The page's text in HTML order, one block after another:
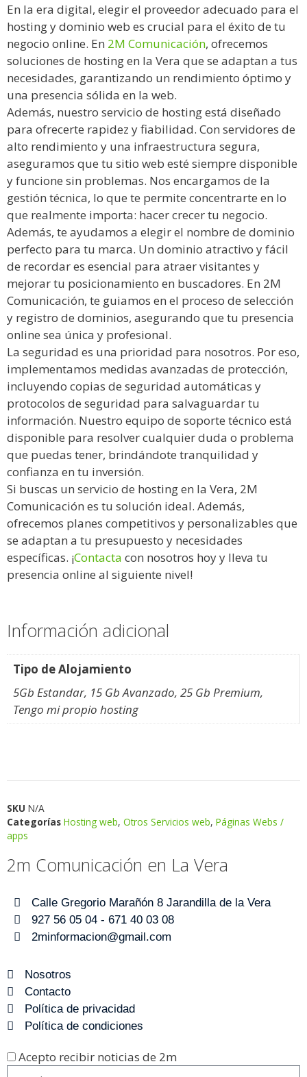
En la era digital, elegir el proveedor adecuado para el
hosting y dominio web es crucial para el éxito de tu
negocio online. En 2M Comunicación, ofrecemos
soluciones de hosting en la Vera que se adaptan a tus
necesidades, garantizando un rendimiento óptimo y
una presencia sólida en la web.
Además, nuestro servicio de hosting está diseñado
para ofrecerte rapidez y fiabilidad. Con servidores de
alto rendimiento y una infraestructura segura,
aseguramos que tu sitio web esté siempre disponible
y funcione sin problemas. Nos encargamos de la
gestión técnica, lo que te permite concentrarte en lo
que realmente importa: hacer crecer tu negocio.
Además, te ayudamos a elegir el nombre de dominio
perfecto para tu marca. Un dominio atractivo y fácil
de recordar es esencial para atraer visitantes y
mejorar tu posicionamiento en buscadores. En 2M
Comunicación, te guiamos en el proceso de selección
y registro de dominios, asegurando que tu presencia
online sea única y profesional.
La seguridad es una prioridad para nosotros. Por eso,
implementamos medidas avanzadas de protección,
incluyendo copias de seguridad automáticas y
protocolos de seguridad para salvaguardar tu
información. Nuestro equipo de soporte técnico está
disponible para resolver cualquier duda o problema
que puedas tener, brindándote tranquilidad y
confianza en tu inversión.
Si buscas un servicio de hosting en la Vera, 2M
Comunicación es tu solución ideal. Además,
ofrecemos planes competitivos y personalizables que
se adaptan a tu presupuesto y necesidades
específicas. ¡Contacta con nosotros hoy y lleva tu
presencia online al siguiente nivel!
Información adicional
Tipo de Alojamiento
5Gb Estandar, 15 Gb Avanzado, 25 Gb Premium,
Tengo mi propio hosting
SKU N/A
Categorías Hosting web, Otros Servicios web, Páginas Webs /
apps
2m Comunicación en La Vera
Calle Gregorio Marañón 8 Jarandilla de la Vera
927 56 05 04 - 671 40 03 08
2minformacion@gmail.com
Nosotros
Contacto
Política de privacidad
Política de condiciones
Acepto recibir noticias de 2m